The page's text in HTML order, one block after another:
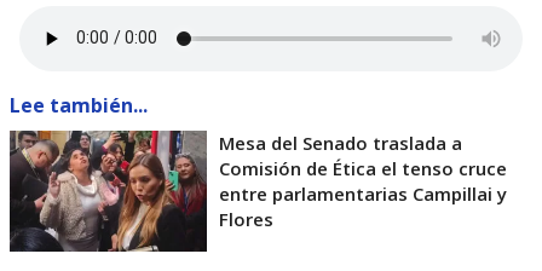
Lee también...
Mesa del Senado traslada a
Comisión de Ética el tenso cruce
entre parlamentarias Campillai y
Flores